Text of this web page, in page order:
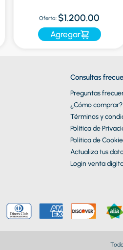
Oferta: $1.200.00
Agregar
Consultas
Preguntas
¿Cómo comprar?
Términos y
Política de
Política de
Actualiza tus
Login venta